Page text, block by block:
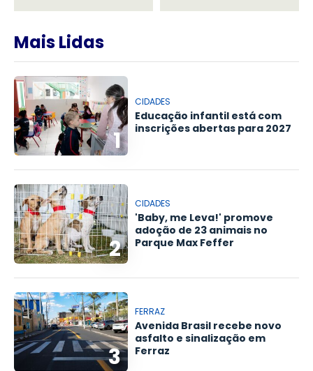
Mais Lidas
1
CIDADES
Educação infantil está com
inscrições abertas para 2027
2
CIDADES
'Baby, me Leva!' promove
adoção de 23 animais no
Parque Max Feffer
3
FERRAZ
Avenida Brasil recebe novo
asfalto e sinalização em
Ferraz